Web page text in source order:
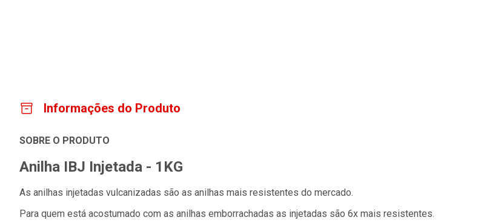
Informações do Produto
SOBRE O PRODUTO
Anilha IBJ Injetada - 1KG
As anilhas injetadas vulcanizadas são as anilhas mais resistentes do mercado.
Para quem está acostumado com as anilhas emborrachadas as injetadas são 6x mais resistentes.